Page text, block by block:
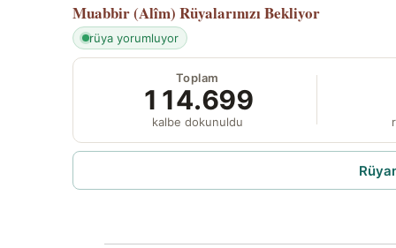
Muabbir (Alîm) Rüyalarınızı Bekliyor
rüya yorumluyor
Toplam
114.699
kalbe dokunuldu